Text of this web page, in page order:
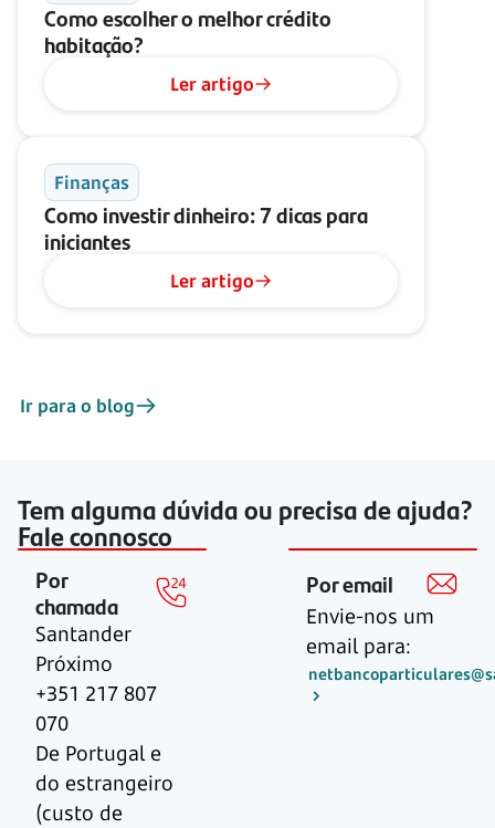
Como escolher o melhor crédito
habitação?
Ler artigo
Finanças
Como investir dinheiro: 7 dicas para
iniciantes
Ler artigo
Ir para o blog
Tem alguma dúvida ou precisa de ajuda?
Fale connosco
Por
chamada
Santander
Próximo
+351 217 807
070
De Portugal e
do estrangeiro
(custo de
Por email
Envie-nos um
email para: